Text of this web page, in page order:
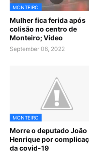
MONTEIRO
Mulher fica ferida após
colisão no centro de
Monteiro; Vídeo
September 06, 2022
MONTEIRO
Morre o deputado João
Henrique por
da covid-19